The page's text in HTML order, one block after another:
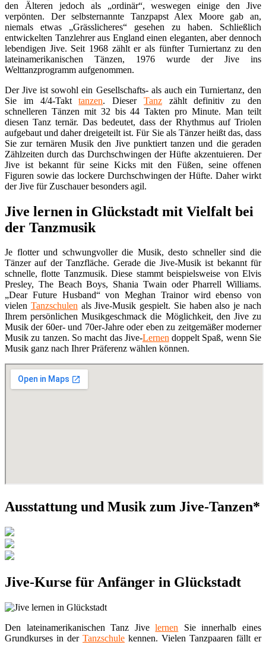
den Älteren jedoch als „ordinär“, weswegen einige den Jive
verpönten. Der selbsternannte Tanzpapst Alex Moore gab an,
niemals etwas „Grässlicheres“ gesehen zu haben. Schließlich
entwickelten Tanzlehrer aus England einen eleganten, aber dennoch
lebendigen Jive. Seit 1968 zählt er als fünfter Turniertanz zu den
lateinamerikanischen Tänzen, 1976 wurde der Jive ins
Welttanzprogramm aufgenommen.
Der Jive ist sowohl ein Gesellschafts- als auch ein Turniertanz, den
Sie im 4/4-Takttanzen. Dieser Tanzzählt definitiv zu den
schnelleren Tänzen mit 32 bis 44 Takten pro Minute. Man teilt
diesen Tanz ternär. Das bedeutet, dass der Rhythmus auf Triolen
aufgebaut und daher dreigeteilt ist. Für Sie als Tänzer heißt das, dass
Sie zur ternären Musik den Jive punktiert tanzen und die geraden
Zählzeiten durch das Durchschwingen der Hüfte akzentuieren. Der
Jive ist bekannt für seine Kicks mit den Füßen, seine offenen
Figuren sowie das lockere Durchschwingen der Hüfte. Daher wirkt
der Jive für Zuschauer besonders agil.
Jive lernen in Glückstadt mit Vielfalt bei
der Tanzmusik
Je flotter und schwungvoller die Musik, desto schneller sind die
Tänzer auf der Tanzfläche. Gerade die Jive-Musik ist bekannt für
schnelle, flotte Tanzmusik. Diese stammt beispielsweise von Elvis
Presley, The Beach Boys, Shania Twain oder Pharrell Williams.
„Dear Future Husband“ von Meghan Trainor wird ebenso von
vielen Tanzschulenals Jive-Musik gespielt. Sie haben also je nach
Ihrem persönlichen Musikgeschmack die Möglichkeit, den Jive zu
Musik der 60er- und 70er-Jahre oder eben zu zeitgemäßer moderner
Musik zu tanzen. So macht das Jive-Lernendoppelt Spaß, wenn Sie
Musik ganz nach Ihrer Präferenz wählen können.
Ausstattung und Musik zum Jive-Tanzen*
Jive-Kurse für Anfänger in Glückstadt
Den lateinamerikanischen Tanz Jivelernen Sie innerhalb eines
Grundkurses in der Tanzschule kennen. Vielen Tanzpaaren fällt er